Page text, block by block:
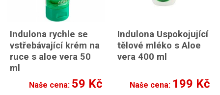
Indulona rychle se
vstřebávající krém na
ruce s aloe vera 50
ml
Naše cena: 59 Kč
Indulona Uspokojující
tělové mléko s Aloe
vera 400 ml
Naše cena: 199 Kč